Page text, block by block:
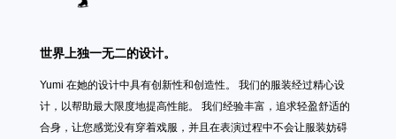
世界上独一无二的设计。
Yumi 在她的设计中具有创新性和创造性。 我们的服装经过精心设
计，以帮助最大限度地提高性能。 我们经验丰富，追求轻盈舒适的
合身，让您感觉没有穿着戏服，并且在表演过程中不会让服装妨碍